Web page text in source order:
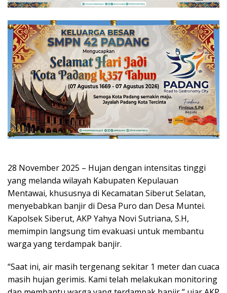
28 November 2025 – Hujan dengan intensitas tinggi
yang melanda wilayah Kabupaten Kepulauan
Mentawai, khususnya di Kecamatan Siberut Selatan,
menyebabkan banjir di Desa Puro dan Desa Muntei.
Kapolsek Siberut, AKP Yahya Novi Sutriana, S.H,
memimpin langsung tim evakuasi untuk membantu
warga yang terdampak banjir.
“Saat ini, air masih tergenang sekitar 1 meter dan cuaca
masih hujan gerimis. Kami telah melakukan monitoring